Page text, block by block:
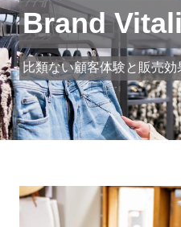
Brand
比類ない顧客体験と販売効